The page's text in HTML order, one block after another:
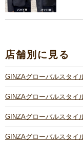
店舗別に見る
GINZAグローバルスタイ
GINZAグローバルスタイ
GINZAグローバルスタイ
GINZAグローバルスタイ